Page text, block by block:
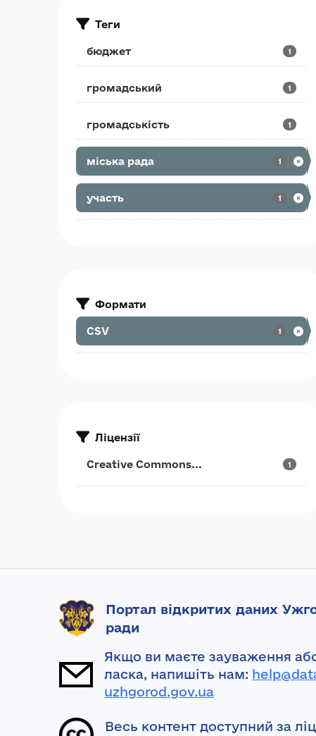
Теги
бюджет 1
громадський 1
громадськість 1
міська рада 1
участь 1
Формати
CSV 1
Ліцензії
Creative Commons... 1
Портал відкритих даних
ради
Якщо ви маєте зауваження
ласка, напишіть нам:
uzhgorod.gov.ua
Весь контент доступний за